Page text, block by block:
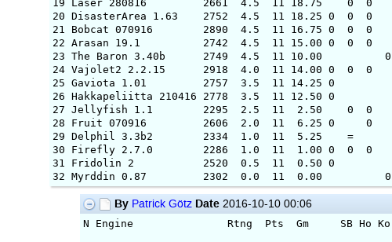
19 Laser 280816 2661
20 DisasterArea 1.63
21 Bobcat 070916
22 Arasan 19.1 2742
23 The Baron 3.40b
24 Vajolet2 2.2.15
25 Gaviota 1.01 2757
26 Hakkapeliitta 210416
27 Jellyfish 1.1 2295
28 Fruit 070916 2606
29 Delphil 3.3b2 2334
30 Firefly 2.7.0 2286
31 Fridolin 2 2520
32 Myrddin 0.87
By Patrick Götz Date 2016-10-10 00:06
N Engine Rtng Pts Gm SB Ho Ko St Fi Jo